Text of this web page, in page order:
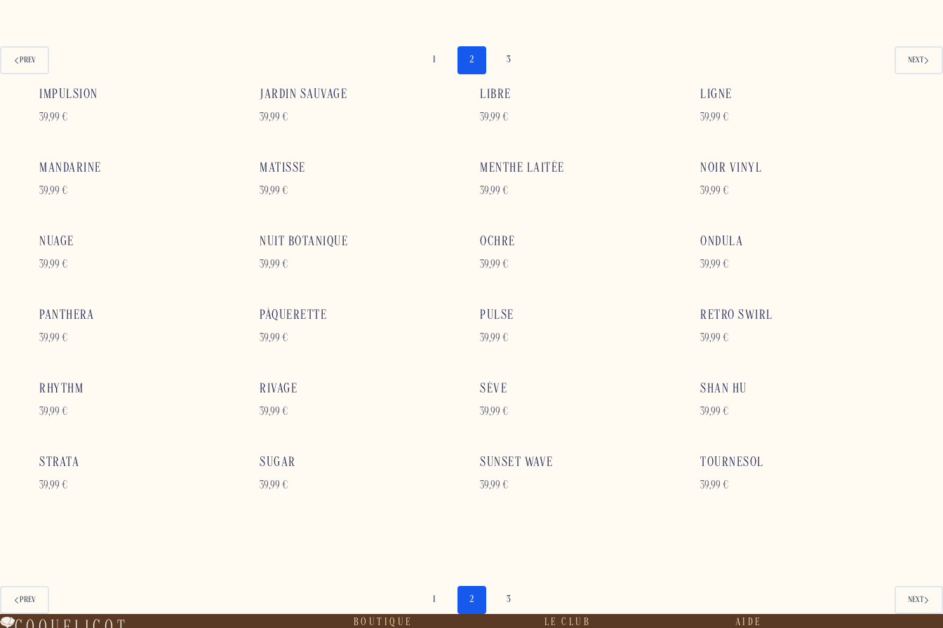
PREV 1 2 3 NEXT
IMPULSION
39,99 €
JARDIN SAUVAGE
39,99 €
LIBRE
39,99 €
LIGNE
39,99 €
MANDARINE
39,99 €
MATISSE
39,99 €
MENTHE LAITÉE
39,99 €
NOIR VINYL
39,99 €
NUAGE
39,99 €
NUIT BOTANIQUE
39,99 €
OCHRE
39,99 €
ONDULA
39,99 €
PANTHERA
39,99 €
PÂQUERETTE
39,99 €
PULSE
39,99 €
RETRO SWIRL
39,99 €
RHYTHM
39,99 €
RIVAGE
39,99 €
SÈVE
39,99 €
SHAN HU
39,99 €
STRATA
39,99 €
SUGAR
39,99 €
SUNSET WAVE
39,99 €
TOURNESOL
39,99 €
PREV 1 2 3 NEXT
BOUTIQUE LE CLUB AIDE